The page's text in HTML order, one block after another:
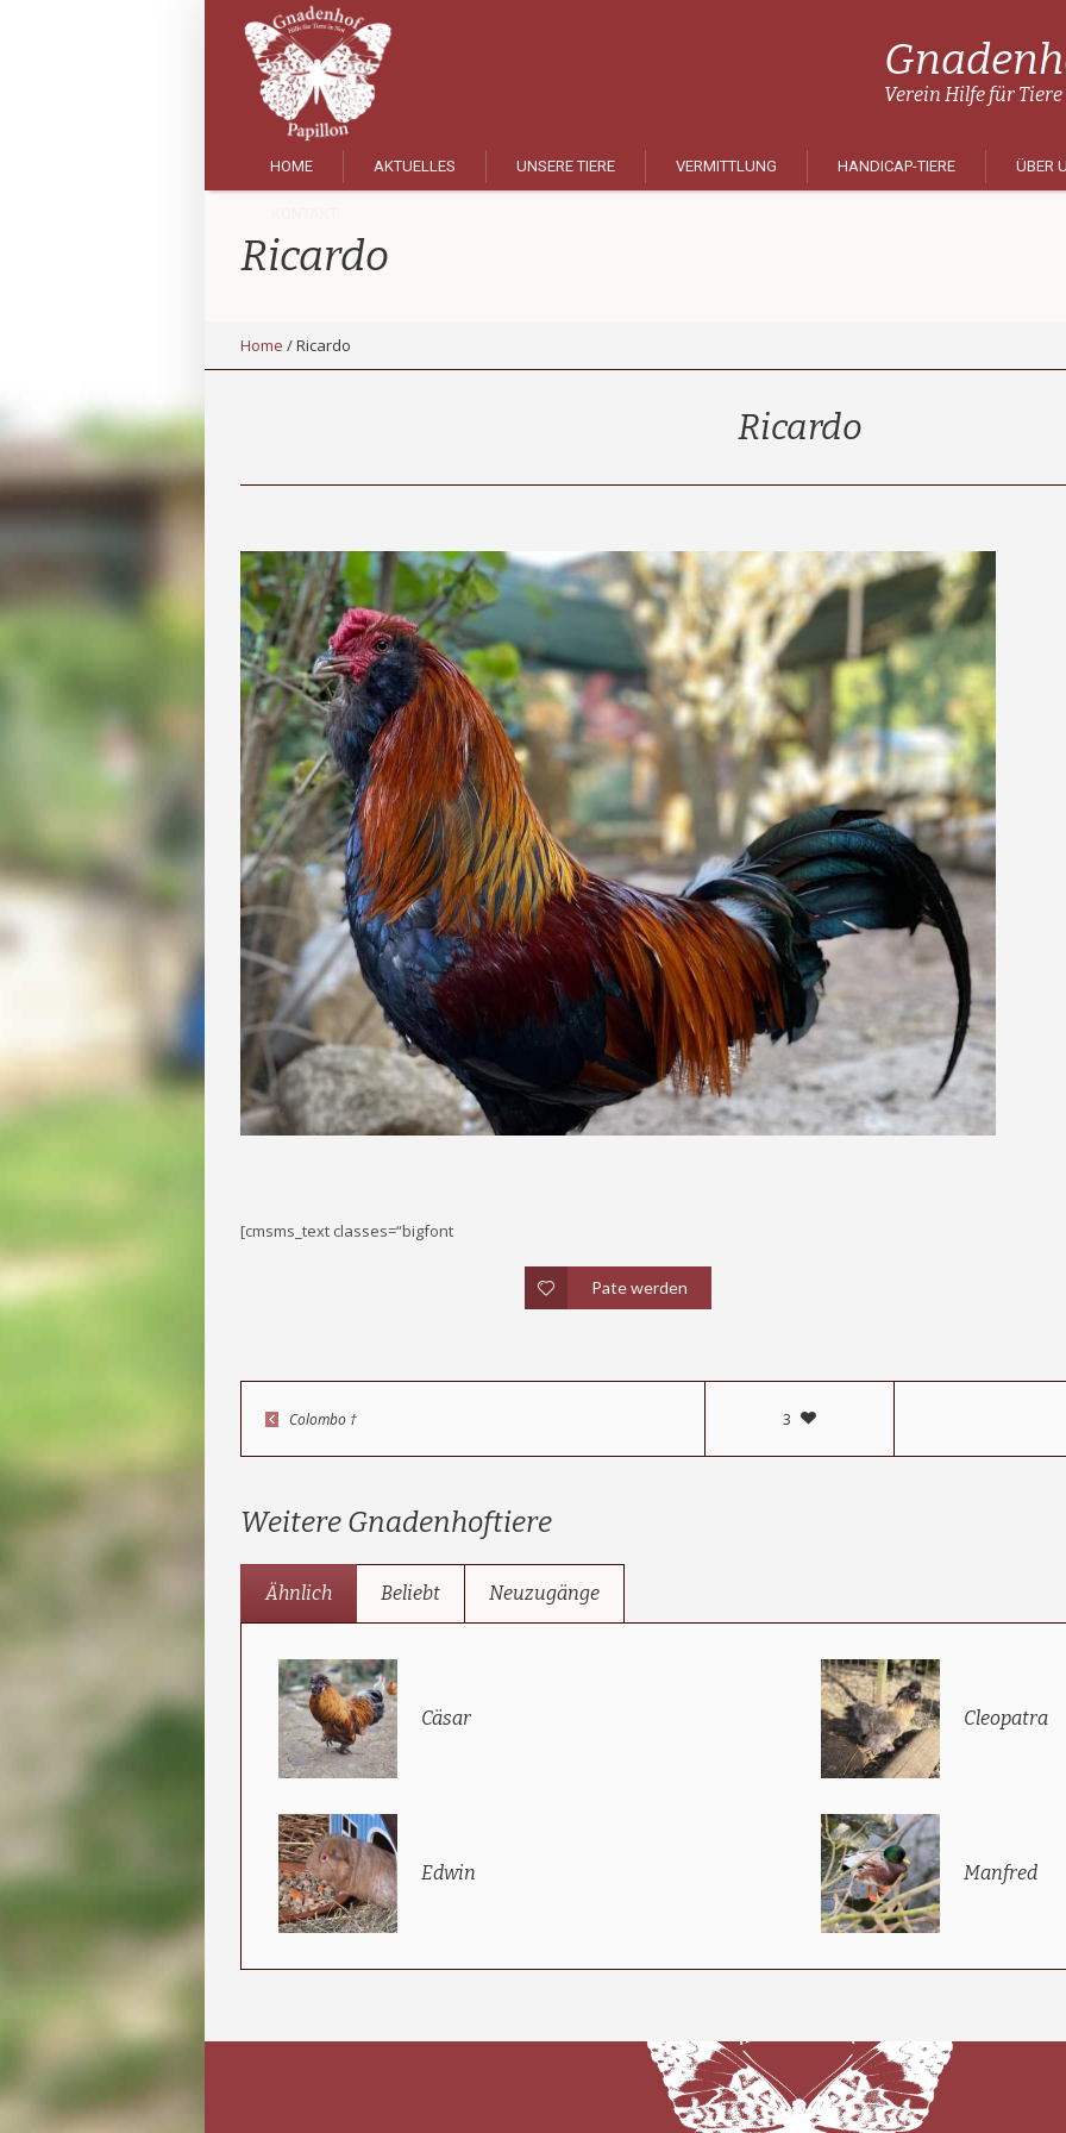
Verein Hilfe für
HOME AKTUELLES UNSERE TIERE VERMITTLUNG HANDICAP-TIERE ÜBER
Ricardo
Home /Ricardo
Ricardo
[cmsms_text classes=“bigfont
Pate werden
3
Colombo †
Weitere Gnadenhoftiere
Ähnlich Beliebt Neuzugänge
Cäsar Cleopatra
Edwin Manfred